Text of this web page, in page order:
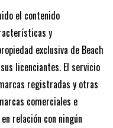
el contenido
y
exclusiva de Beach
licenciantes. El servicio
registradas y otras
comerciales e
relación con ningún